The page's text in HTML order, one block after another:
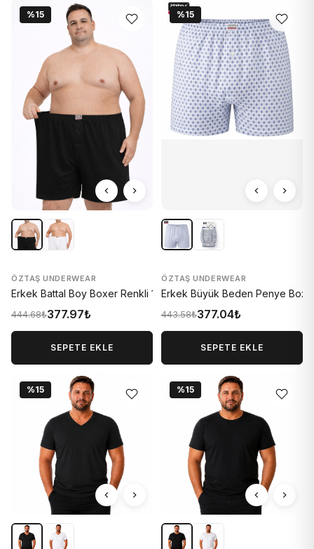
%15
ÖZTAŞ UNDERWEAR
Erkek Battal Boy Boxer Renkli 1131-A
444.68₺377.97₺
SEPETE EKLE
%15
ÖZTAŞ UNDERWEAR
Erkek Büyük Beden Penye
443.58₺377.04₺
SEPETE EKLE
%15 %15